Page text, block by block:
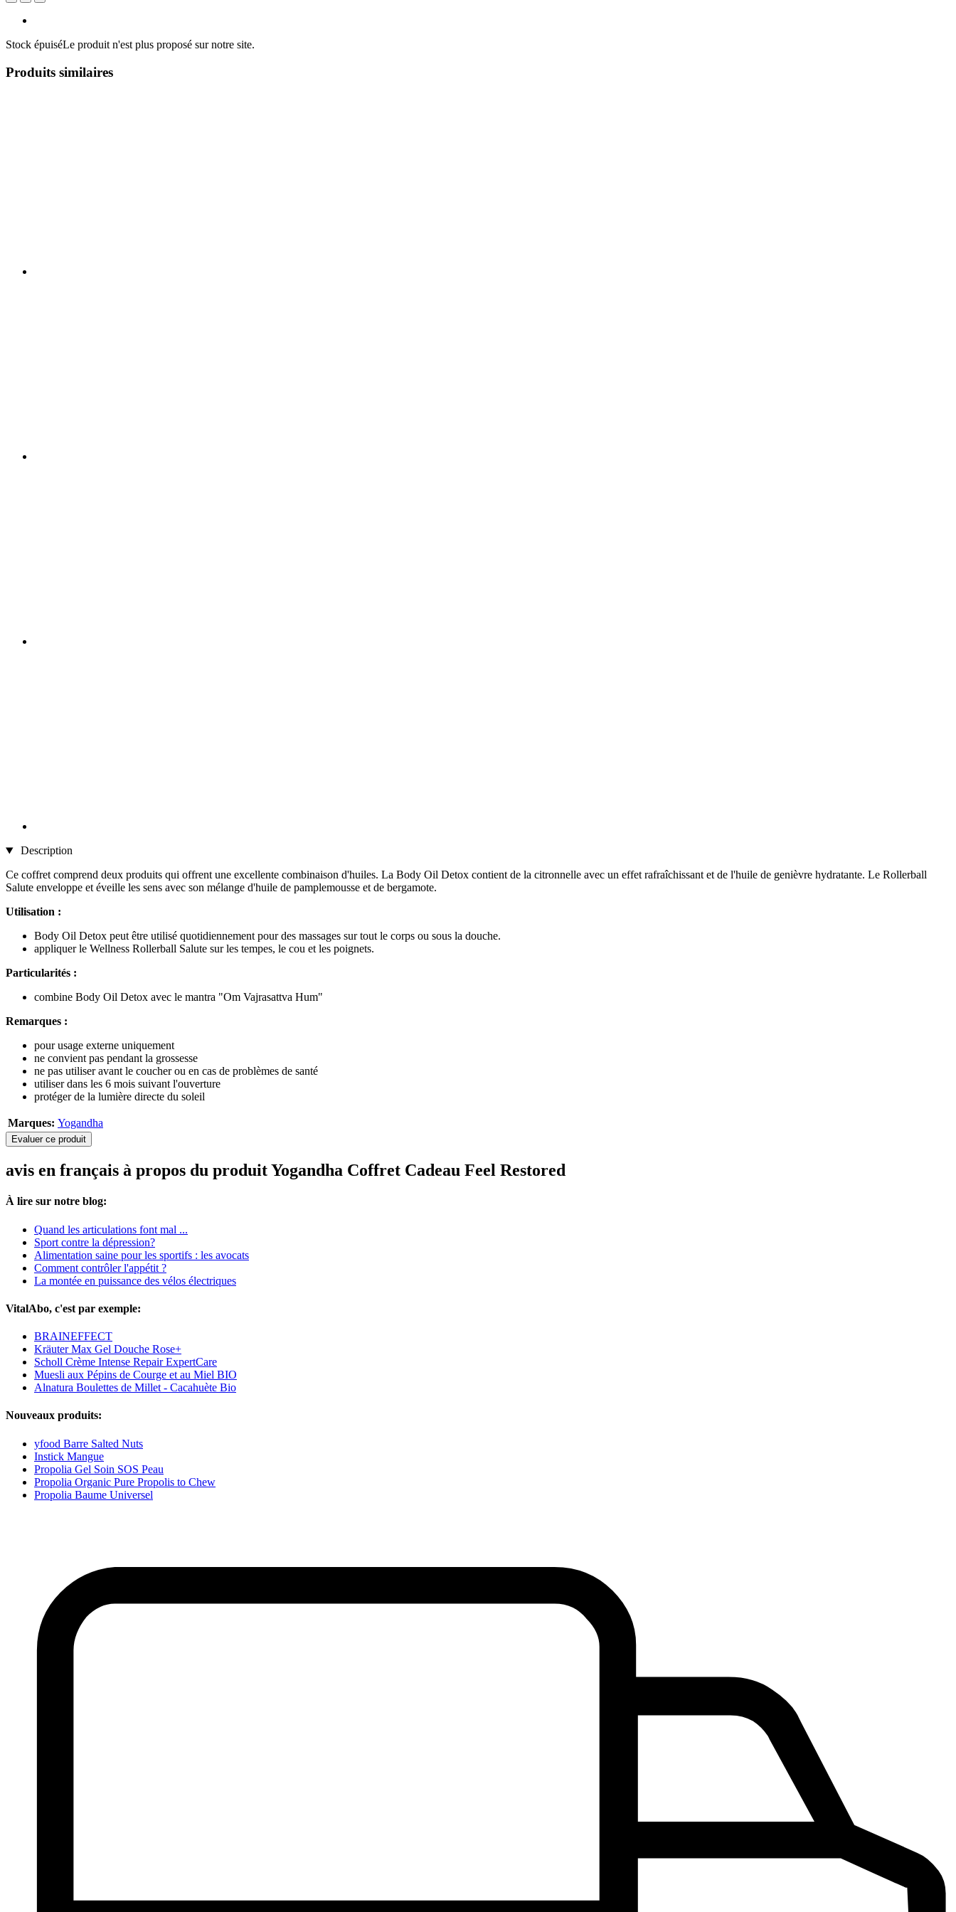
Stock épuiséLe produit n'est plus proposé sur notre site.
Produits similaires
Description
Ce coffret comprend deux produits qui offrent une excellente combinaison d'huiles. La Body Oil Detox contient de la citronnelle avec un effet rafraîchissant et de l'huile de genièvre hydratante. Le Rollerball
Salute enveloppe et éveille les sens avec son mélange d'huile de pamplemousse et de bergamote.
Utilisation :
Body Oil Detox peut être utilisé quotidiennement pour des massages sur tout le corps ou sous la douche.
appliquer le Wellness Rollerball Salute sur les tempes, le cou et les poignets.
Particularités :
combine Body Oil Detox avec le mantra "Om Vajrasattva Hum"
Remarques :
pour usage externe uniquement
ne convient pas pendant la grossesse
ne pas utiliser avant le coucher ou en cas de problèmes de santé
utiliser dans les 6 mois suivant l'ouverture
protéger de la lumière directe du soleil
Marques: Yogandha
Evaluer ce produit
avis en français à propos du produit Yogandha Coffret Cadeau Feel Restored
À lire sur notre blog:
Quand les articulations font mal ...
Sport contre la dépression?
Alimentation saine pour les sportifs : les avocats
Comment contrôler l'appétit ?
La montée en puissance des vélos électriques
VitalAbo, c'est par exemple:
BRAINEFFECT
Kräuter Max Gel Douche Rose+
Scholl Crème Intense Repair ExpertCare
Muesli aux Pépins de Courge et au Miel BIO
Alnatura Boulettes de Millet - Cacahuète Bio
Nouveaux produits:
yfood Barre Salted Nuts
Instick Mangue
Propolia Gel Soin SOS Peau
Propolia Organic Pure Propolis to Chew
Propolia Baume Universel